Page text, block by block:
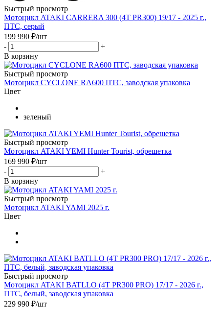
Быстрый просмотр
Мотоцикл ATAKI CARRERA 300 (4T PR300) 19/17 - 2025 г.,
ПТС, серый
199 990 ₽/шт
-
+
В корзину
Быстрый просмотр
Мотоцикл CYCLONE RA600 ПТС, заводская упаковка
Цвет
зеленый
Быстрый просмотр
Мотоцикл ATAKI YEMI Hunter Tourist, обрешетка
169 990 ₽/шт
-
+
В корзину
Быстрый просмотр
Мотоцикл ATAKI YAMI 2025 г.
Цвет
Быстрый просмотр
Мотоцикл ATAKI BATLLO (4T PR300 PRO) 17/17 - 2026 г.,
ПТС, белый, заводская упаковка
229 990 ₽/шт